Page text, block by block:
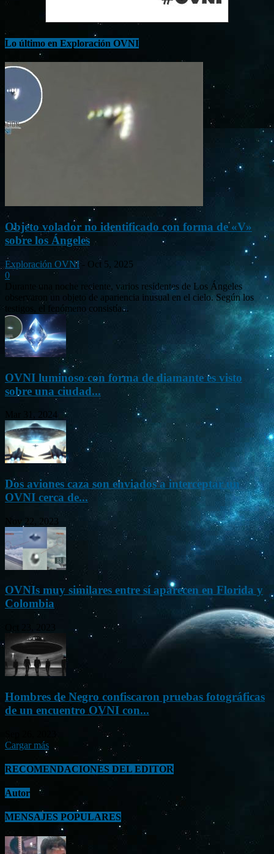
Lo último en Exploración OVNI
Objeto volador no identificado con forma de «V»
sobre los Ángeles
Exploración OVNI - Oct 5, 2025
0
Durante una noche reciente, varios residentes de Los Ángeles
observaron un objeto de apariencia inusual en el cielo. Según los
testigos, el fenómeno consistía...
OVNI luminoso con forma de diamante es visto
sobre una ciudad...
Mar 31, 2024
Dos aviones caza son enviados a interceptar un
OVNI cerca de...
Nov 22, 2023
OVNIs muy similares entre sí aparecen en Florida y
Colombia
Hombres de Negro confiscaron pruebas fotográficas
de un encuentro OVNI con...
Cargar más
RECOMENDACIONES DEL EDITOR
Autor
MENSAJES POPULARES